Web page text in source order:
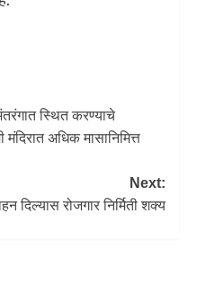
स्थित करण्याचे
मंदिरात अधिक मासानिमित्त
Next:
दिल्यास रोजगार निर्मिती शक्य